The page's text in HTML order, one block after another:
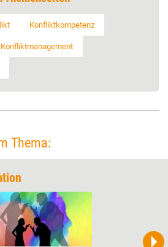
Konfliktkompetenz
Konfliktmanagement
Thema: